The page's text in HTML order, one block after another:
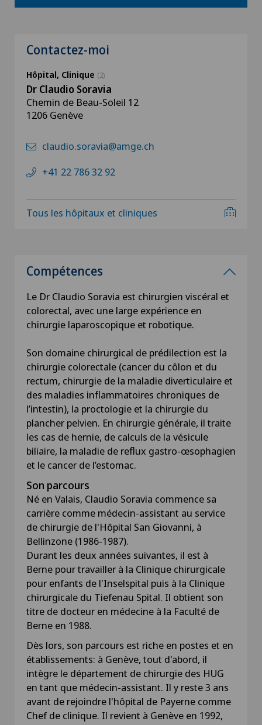
Contactez-moi
Hôpital, Clinique (2)
Dr Claudio Soravia
Chemin de Beau-Soleil 12
1206 Genève
claudio.soravia@amge.ch
+41 22 786 32 92
Tous les hôpitaux et cliniques
Compétences
Le Dr Claudio Soravia est chirurgien viscéral et
colorectal, avec une large expérience en
chirurgie laparoscopique et robotique.
Son domaine chirurgical de prédilection est la
chirurgie colorectale (cancer du côlon et du
rectum, chirurgie de la maladie diverticulaire et
des maladies inflammatoires chroniques de
l’intestin), la proctologie et la chirurgie du
plancher pelvien. En chirurgie générale, il traite
les cas de hernie, de calculs de la vésicule
biliaire, la maladie de reflux gastro-œsophagien
et le cancer de l’estomac.
Son parcours
Né en Valais, Claudio Soravia commence sa
carrière comme médecin-assistant au service
de chirurgie de l'Hôpital San Giovanni, à
Bellinzone (1986-1987).
Durant les deux années suivantes, il est à
Berne pour travailler à la Clinique chirurgicale
pour enfants de l'Inselspital puis à la Clinique
chirurgicale du Tiefenau Spital. Il obtient son
titre de docteur en médecine à la Faculté de
Berne en 1988.
Dès lors, son parcours est riche en postes et en
établissements: à Genève, tout d'abord, il
intègre le département de chirurgie des HUG
en tant que médecin-assistant. Il y reste 3 ans
avant de rejoindre l'hôpital de Payerne comme
Chef de clinique. Il revient à Genève en 1992,